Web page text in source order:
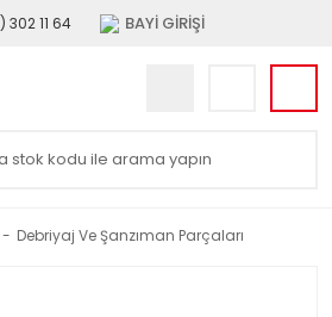
302 11 64 BAYİ GİRİŞİ
Debriyaj Ve Şanzıman Parçaları